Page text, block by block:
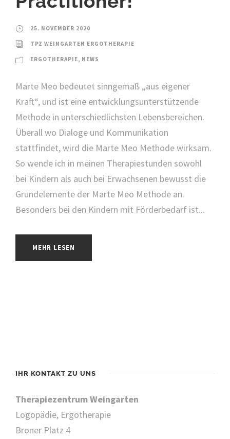
25. NOVEMBER 2020
TPZ WEINGARTEN ERGOTHERAPIE
ERGOTHERAPIE, NEWS
Marte Meo bedeutet sinngemäß „aus eigener
Kraft“, und ist eine entwicklungsunterstützende
Methode in unterschiedlichsten Lebensbereichen.
Überall wo Dialoge und Kommunikation
stattfindet, wird die Marte Meo Methode wirksam.
So wende ich in meinen Therapiestunden sowohl
bei Kindern als auch bei Erwachsenen bewusst die
Grundelemente der Marte Meo Methode an.
Besonders bei den Kindern mit Förderbedarf ist...
MEHR LESEN
IHR KONTAKT ZU UNS
Therapiezentrum Weingarten
Logopädie, Ergotherapie
Broner Platz 4